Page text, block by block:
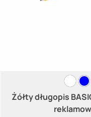
Żółty długopis